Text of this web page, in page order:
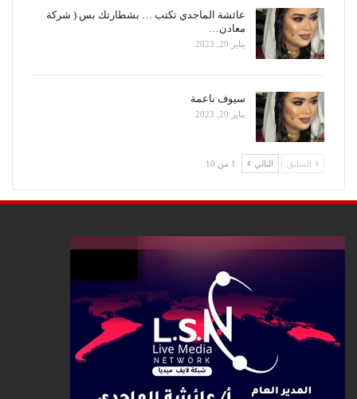
عائشة الماجدي تكتب … بشطارتك بس ( شركة
معادن…
يناير 29, 2023
سيوف ناعمة
يناير 20, 2023
السابق التالي 1 من 10